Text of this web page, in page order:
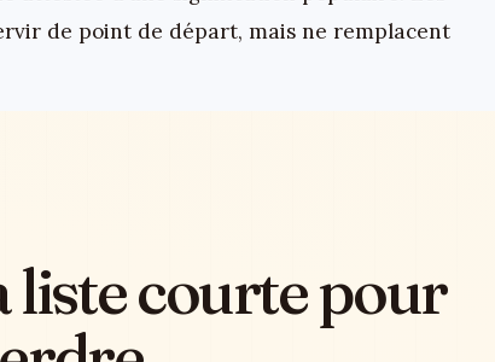
de point de départ, mais ne remplacent
liste courte pour